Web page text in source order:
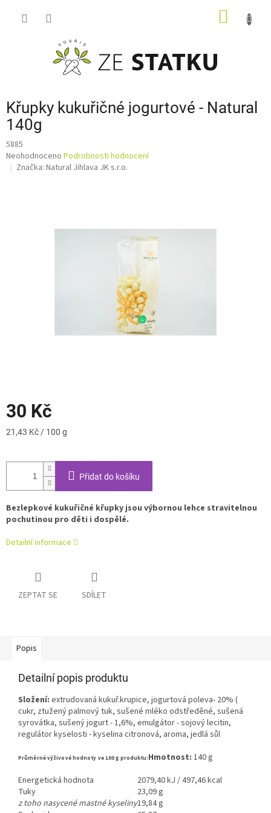
Křupky kukuřičné jogurtové - Natural
140g
5885
Průměrné
hodnocení
Neohodnoceno Podrobnosti hodnocení
Značka: Natural Jihlava JK s.r.o.
30 Kč
Měrná
21,43 Kč / 100 g
Přidat do košíku
Bezlepkové kukuřičné křupky jsou výbornou lehce stravitelnou
pochutinou pro děti i dospělé.
Detailní informace
ZEPTAT SE SDÍLET
Popis
Detailní popis produktu
Složení: extrudovaná kukuř.krupice, jogurtová poleva- 20% (
cukr, ztužený palmový tuk, sušené mléko odstředěné, sušená
syrovátka, sušený jogurt - 1,6%, emulgátor - sojový lecitin,
regulátor kyselosti - kyselina citronová, aroma, jedlá sůl
Průměrné výživové hodnoty ve 100 g produktu:Hmotnost: 140 g
Energetická hodnota
2079,40 kJ / 497,46 kcal
Tuky
23,09 g
z toho nasycené mastné kyseliny19,84 g